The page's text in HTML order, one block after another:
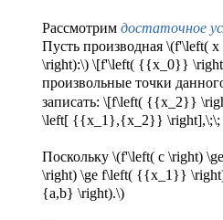
Рассмотрим достаточное
Пусть производная \(f'\left(
\right):\) \[f'\left( {{x_0}}
произвольные точки
записать: \[f\left( {{x_2}}
\left[ {{x_1},{x_2}} \right],\;\;
Поскольку \(f'\left( c \right)
\right) \ge f\left( {{x_1}}
{a,b} \right).\)